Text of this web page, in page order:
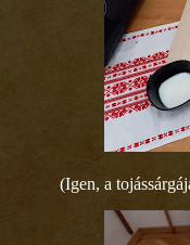
(Igen, a